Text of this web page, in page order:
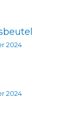
2024
2024